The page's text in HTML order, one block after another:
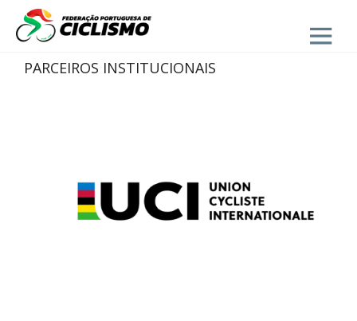
Close
PARCEIROS INSTITUCIONAIS